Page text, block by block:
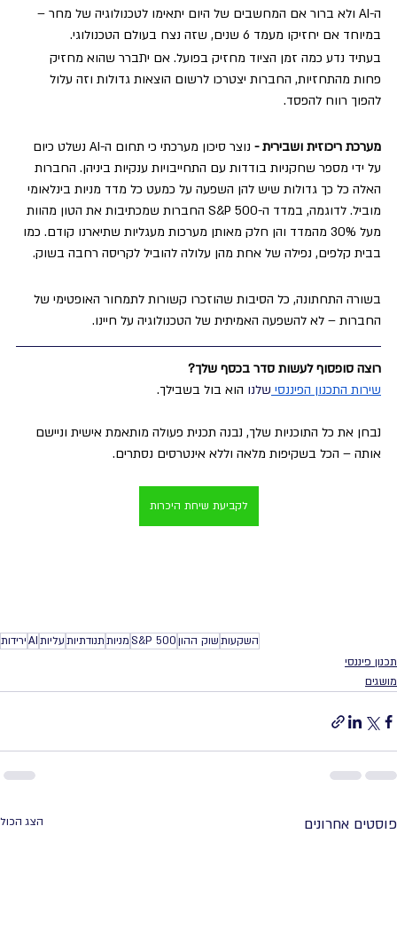
ה-AI ולא ברור אם המחשבים של היום יתאימו לטכנולוגיה של מחר –
במיוחד אם יחזיקו מעמד 6 שנים, שזה נצח בעולם הטכנולוגי.
בעתיד נדע כמה זמן הציוד מחזיק בפועל. אם יתברר שהוא מחזיק
פחות מהתחזיות, החברות יצטרכו לרשום הוצאות גדולות וזה עלול
להפוך רווח להפסד.
מערכת ריכוזית ושבירית -
נוצר סיכון מערכתי כי תחום ה-AI נשלט כיום
על ידי מספר שחקניות בודדות עם התחייבויות ענקיות ביניהן. החברות
האלה כל כך גדולות שיש להן השפעה על כמעט כל מדד מניות בינלאומי
מוביל. לדוגמה, במדד ה-S&P 500 החברות שמכתיבות את הטון מהוות
מעל 30% מהמדד והן חלק מאותן מערכות מעגליות שתיארנו קודם. כמו
בבית קלפים, נפילה של אחת מהן עלולה להוביל לקריסה רחבה בשוק.
בשורה התחתונה, כל הסיבות שהוזכרו קשורות לתמחור האופטימי של
החברות – לא להשפעה האמיתית של הטכנולוגיה על חיינו.
רוצה סופסוף לעשות סדר בכסף שלך?
שירות התכנון הפיננסי שלנו הוא בול בשבילך.
נבחן את כל התוכניות שלך, נבנה תכנית פעולה מותאמת אישית וניישם
אותה – הכל בשקיפות מלאה וללא אינטרסים נסתרים.
לקביעת שיחת היכרות
השקעותשוק ההוןS&P 500מניותתנודתיותעליותAIירידות
תכנון פיננסי
מושגים
פוסטים אחרונים הצג הכול